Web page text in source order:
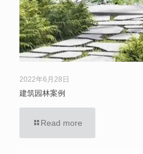
2022年6月28日
建筑园林案例
Read more